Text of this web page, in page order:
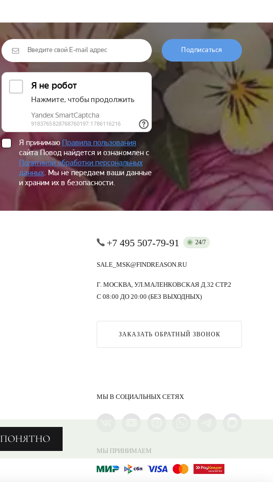
ПОНЯТНО
Я принимаю
Правила пользования
сайта Повод найдется и ознакомлен с
Политикой обработки персональных
данных. Мы не передаем ваши данные
и храним их в безопасности.
Подписаться
+7 495 507-79-91 24/7
SALE_MSK@FINDREASON.RU
Г. МОСКВА, УЛ.МАЛЕНКОВСКАЯ Д.32 СТР.2
С 08:00 ДО 20:00 (БЕЗ ВЫХОДНЫХ)
ЗАКАЗАТЬ ОБРАТНЫЙ ЗВОНОК
МЫ В СОЦИАЛЬНЫХ СЕТЯХ
МЫ ПРИНИМАЕМ